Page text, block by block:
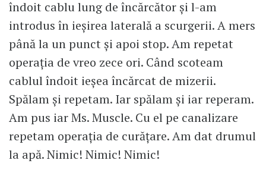
îndoit cablu lung de încărcător și l-am
introdus în ieșirea laterală a scurgerii. A mers
până la un punct și apoi stop. Am repetat
operația de vreo zece ori. Când scoteam
cablul îndoit ieșea încărcat de mizerii.
Spălam și repetam. Iar spălam și iar reperam.
Am pus iar Ms. Muscle. Cu el pe canalizare
repetam operația de curățare. Am dat drumul
la apă. Nimic! Nimic! Nimic!